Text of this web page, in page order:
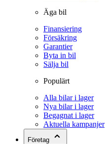
Äga bil
Finansiering
Försäkring
Garantier
Byta in bil
Sälja bil
Populärt
Alla bilar i lager
Nya bilar i lager
Begagnat i lager
Aktuella kampanjer
Företag